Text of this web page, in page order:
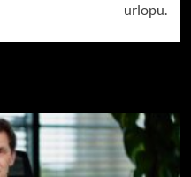
urlopu.